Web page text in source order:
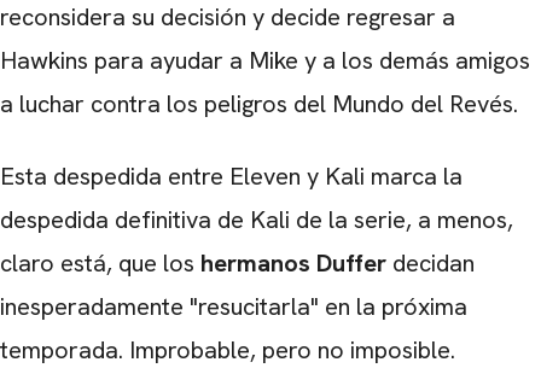
reconsidera su decisión y decide regresar a
Hawkins para ayudar a Mike y a los demás amigos
a luchar contra los peligros del Mundo del Revés.
Esta despedida entre Eleven y Kali marca la
despedida definitiva de Kali de la serie, a menos,
claro está, que los hermanos Duffer decidan
inesperadamente "resucitarla" en la próxima
temporada. Improbable, pero no imposible.